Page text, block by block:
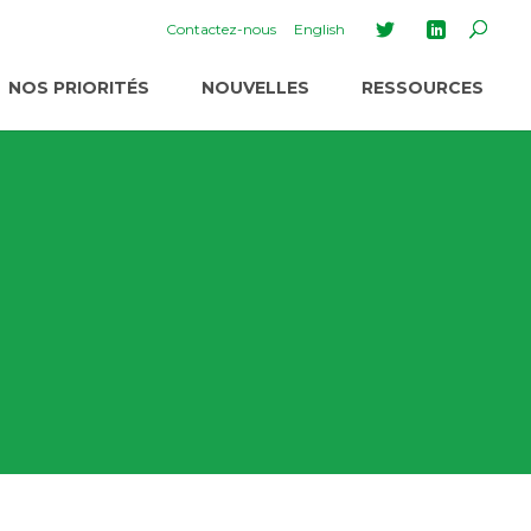
Contactez-nous English
NOS PRIORITÉS NOUVELLES RESSOURCES